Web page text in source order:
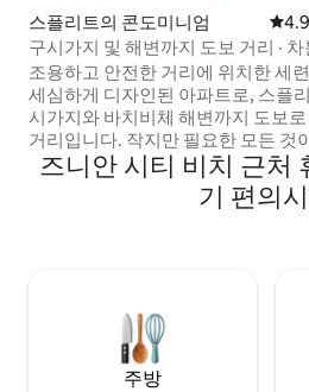
스플리트의 콘도미니엄 평점
구시가지 및 해변까지 도보 거리 · 차
위기의 현대적인 아파트 · OM
조용하고 안전한 거리에 위치한 세
세심하게 디자인된 아파트로, 스플
시가지와 바치비체 해변까지 도보
거리입니다. 작지만 필요한 모든 것
되어 있습니다. 바닥 난방, 모든 객
컨, 세탁기/건조기 등이 있습니다. 커
소규모 가족에게 안성맞춤입니다. 모
간 ✔ 바닥 난방 및 세탁기/건조기 모
에✔ 에어컨 완비
즈니안 시티 비치 근처
기 편의
주방